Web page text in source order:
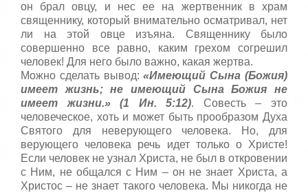
он брал овцу, и нес ее на жертвенник в храм
священнику, который внимательно осматривал, нет
ли на этой овце изъяна. Священнику было
совершенно все равно, каким грехом согрешил
человек! Для него было важно, какая жертва.
Можно сделать вывод:«Имеющий Сына (Божия)
имеет жизнь; не имеющий Сына Божия не
имеет жизни.» (1 Ин. 5:12). Совесть – это
человеческое, хоть и может быть прообразом Духа
Святого для неверующего человека. Но, для
верующего человека речь идет только о Христе!
Если человек не узнал Христа, не был в откровении
с Ним, не общался с Ним – он не знает Христа, а
Христос – не знает такого человека. Мы никогда не